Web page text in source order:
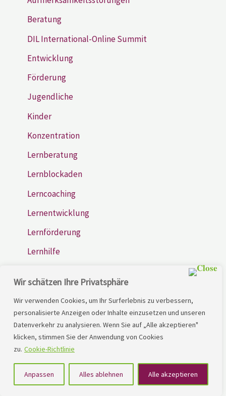
Wir schätzen Ihre Privatsphäre
Wir verwenden Cookies, um Ihr Surferlebnis zu verbessern,
personalisierte Anzeigen oder Inhalte einzusetzen und unseren
Datenverkehr zu analysieren. Wenn Sie auf „Alle akzeptieren"
klicken, stimmen Sie der Anwendung von Cookies
zu. Cookie-Richtlinie
Anpassen Alles ablehnen Alle akzeptieren
Beratung
DIL International-Online Summit
Entwicklung
Förderung
Jugendliche
Kinder
Konzentration
Lernberatung
Lernblockaden
Lerncoaching
Lernentwicklung
Lernförderung
Lernhilfe
Lernschwierigkeiten
Lernstrategien
Lerntherapie
Leseschwierigkeiten
LRS, Lerntherapie